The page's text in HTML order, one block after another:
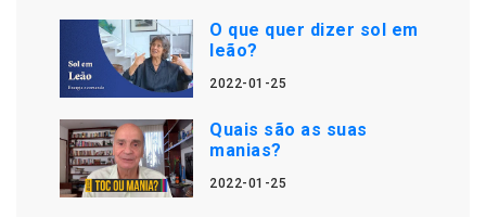
O que quer dizer sol em
leão?
2022-01-25
Quais são as suas
manias?
2022-01-25